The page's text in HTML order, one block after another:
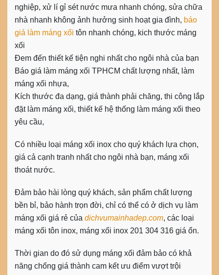
nghiệp, xử lí gỉ sét nước mưa nhanh chóng, sửa chữa
nhà nhanh không ảnh hưởng sinh hoạt gia đình, báo
giá làm máng xối tôn nhanh chóng, kich thước máng
xối
Đem đến thiết kế tiện nghi nhất cho ngôi nhà của bạn
Báo giá làm máng xối TPHCM chất lượng nhất, làm
máng xối nhựa,
Kích thước đa dạng, giá thành phải chăng, thi công lắp
đặt làm máng xối, thiết kế hệ thống làm máng xối theo
yêu cầu,
Có nhiều loại máng xối inox cho quý khách lựa chọn,
giá cả cạnh tranh nhất cho ngôi nhà bạn, máng xối
thoát nước.
Đảm bảo hài lòng quý khách, sản phẩm chất lượng
bền bỉ, bảo hành trọn đời, chỉ có thể có ở dịch vụ làm
máng xối giá rẻ của dichvumainhadep.com, các loại
máng xối tôn inox, máng xối inox 201 304 316 giá ổn.
Thời gian do đó sử dụng máng xối đảm bảo có khả
năng chống giá thành cam kết ưu điểm vượt trội